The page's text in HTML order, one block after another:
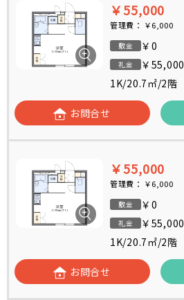
￥55,000
管理費： ￥6,000
敷金 ￥0
礼金
￥55,000
1K/20.7㎡/2階
お問合せ
￥55,000
管理費： ￥6,000
敷金 ￥0
礼金
￥55,000
1K/20.7㎡/2階
お問合せ